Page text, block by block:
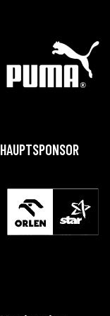
HAUPTSPONSOR